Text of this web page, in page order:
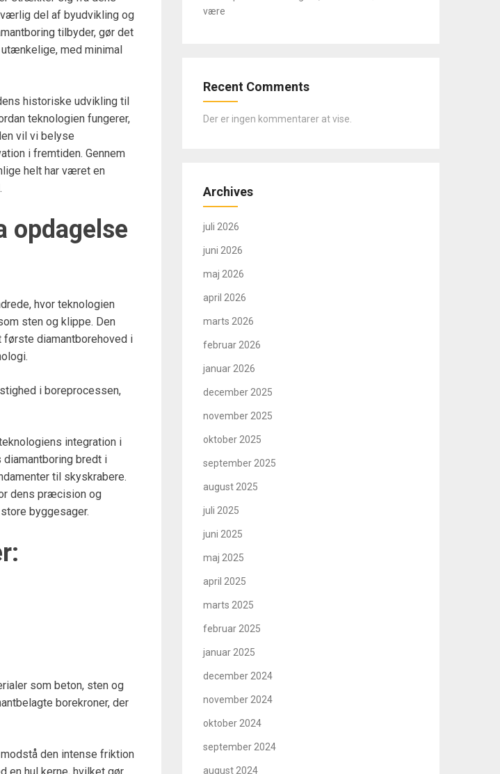
del af byudvikling og
tilbyder, gør det
med minimal
historiske udvikling til
teknologien fungerer,
vil vi belyse
i fremtiden. Gennem
helt har været en
opdagelse
hvor teknologien
sten og klippe. Den
diamantborehoved i
i boreprocessen,
integration i
bredt i
til skyskrabere.
dens præcision og
byggesager.
som beton, sten og
borekroner, der
den intense friktion
være
Recent Comments
Der er ingen kommentarer at vise.
Archives
juli 2026
juni 2026
maj 2026
april 2026
marts 2026
februar 2026
januar 2026
december 2025
november 2025
oktober 2025
september 2025
august 2025
juli 2025
juni 2025
maj 2025
april 2025
marts 2025
februar 2025
januar 2025
december 2024
november 2024
oktober 2024
september 2024
august 2024